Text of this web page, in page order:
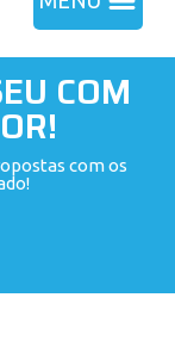
COM
com os